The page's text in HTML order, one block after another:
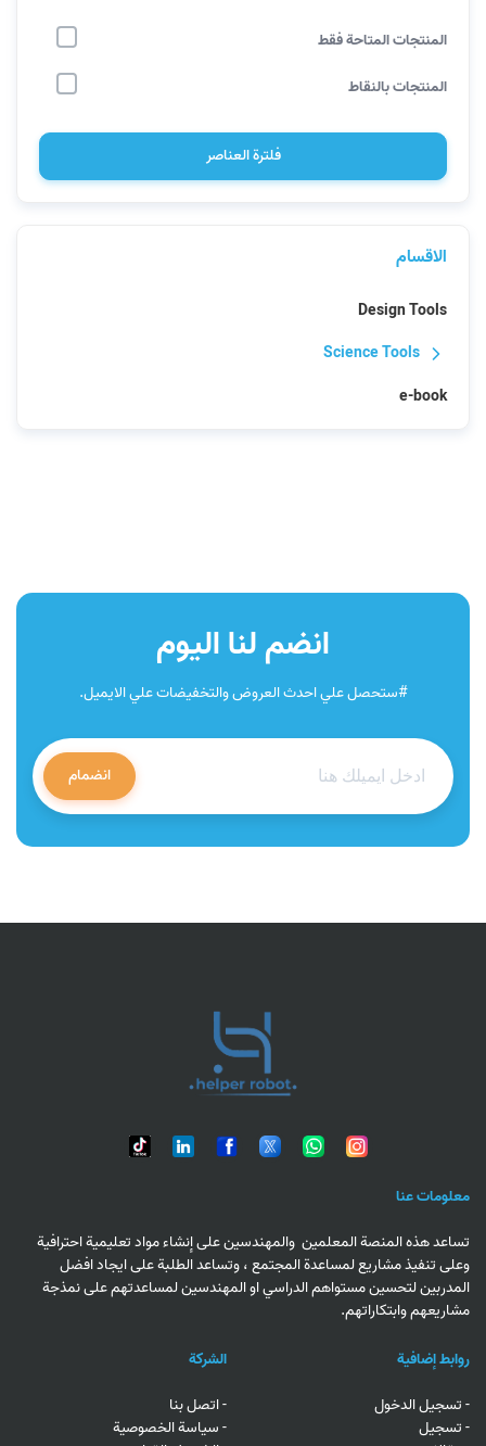
المنتجات المتاحة فقط
المنتجات بالنقاط
فلترة العناصر
الاقسام
Design Tools
Science Tools
e-book
انضم لنا اليوم
#ستحصل علي احدث العروض والتخفيضات علي الايميل.
انضمام
معلومات عنا
تساعد هذه المنصة المعلمين والمهندسين على إنشاء مواد تعليمية احترافية
وعلى تنفيذ مشاريع لمساعدة المجتمع ، وتساعد الطلبة على ايجاد افضل
المدربين لتحسين مستواهم الدراسي او المهندسين لمساعدتهم على نمذجة
مشاريعهم وابتكاراتهم.
روابط إضافية
- تسجيل الدخول
-تسجيل
الشركة
- اتصل بنا
- سياسة الخصوصية